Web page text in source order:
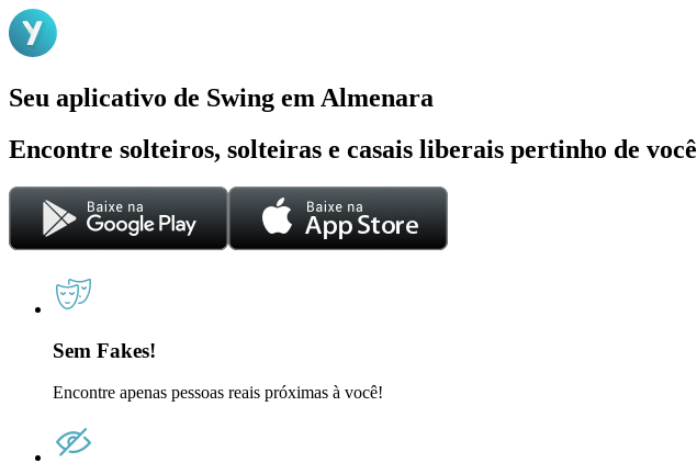
Seu aplicativo de Swing em Almenara
Encontre solteiros, solteiras e casais liberais pertinho de você
Sem Fakes!
Encontre apenas pessoas reais próximas à você!